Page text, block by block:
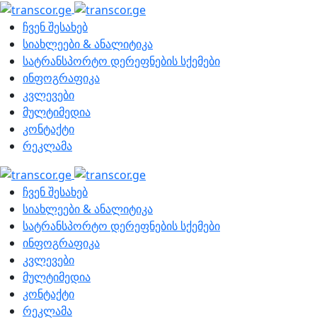
ჩვენ შესახებ
სიახლეები & ანალიტიკა
სატრანსპორტო დერეფნების სქემები
ინფოგრაფიკა
კვლევები
მულტიმედია
კონტაქტი
რეკლამა
ჩვენ შესახებ
სიახლეები & ანალიტიკა
სატრანსპორტო დერეფნების სქემები
ინფოგრაფიკა
კვლევები
მულტიმედია
კონტაქტი
რეკლამა